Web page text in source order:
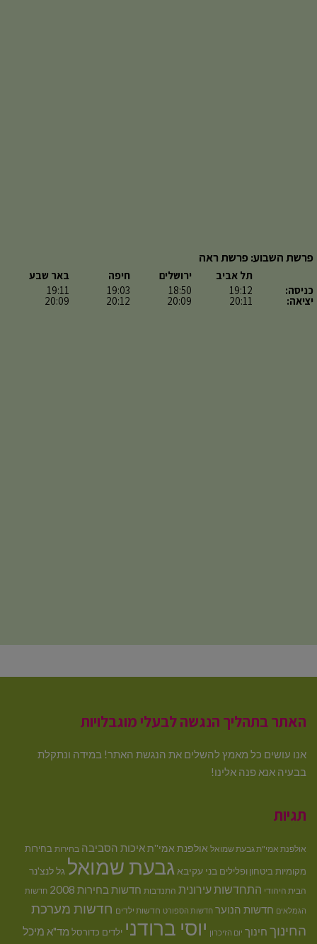
פרשת השבוע: פרשת ראה
כניסה:
יציאה:
תל אביב
19:12
20:11
ירושלים
18:50
20:09
חיפה
19:03
20:12
באר שבע
19:11
20:09
האתר בתהליך הנגשה לבעלי מוגבלויות
אנו עושים כל מאמץ להשלים את הנגשת האתר! במידה ונתקלת
בבעיה אנא פנה אלינו!
תגיות
אולפנת אמי"ת גבעת שמואל אולפנת אמי''תאיכות הסביבה בחירות בחירות
מקומיות ביטחון ופלילים בני עקיבא גבעת שמואל גל לנצ'נר
הבית היהודי התחדשות עירונית התנדבות חדשות בחירות 2008 חדשות
הגמלאים חדשות הנוער חדשות הספורט חדשות ילדים חדשות מערכת
החינוך חינוך יום הזיכרון יוסי ברודני ילדים כדורסל מד"א מיכל